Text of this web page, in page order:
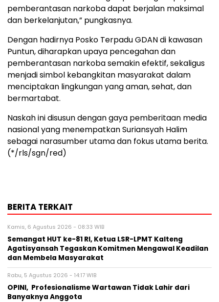
pemberantasan narkoba dapat berjalan maksimal
dan berkelanjutan,” pungkasnya.
Dengan hadirnya Posko Terpadu GDAN di kawasan
Puntun, diharapkan upaya pencegahan dan
pemberantasan narkoba semakin efektif, sekaligus
menjadi simbol kebangkitan masyarakat dalam
menciptakan lingkungan yang aman, sehat, dan
bermartabat.
Naskah ini disusun dengan gaya pemberitaan media
nasional yang menempatkan Suriansyah Halim
sebagai narasumber utama dan fokus utama berita.
(*/rls/sgn/red)
BERITA TERKAIT
Kamis, 6 Agustus 2026 - 08:33 WIB
Semangat HUT ke-81 RI, Ketua LSR-LPMT Kalteng
Agatisyansah Tegaskan Komitmen Mengawal Keadilan
dan Membela Masyarakat
Rabu, 5 Agustus 2026 - 14:17 WIB
OPINI, Profesionalisme Wartawan Tidak Lahir dari
Banyaknya Anggota